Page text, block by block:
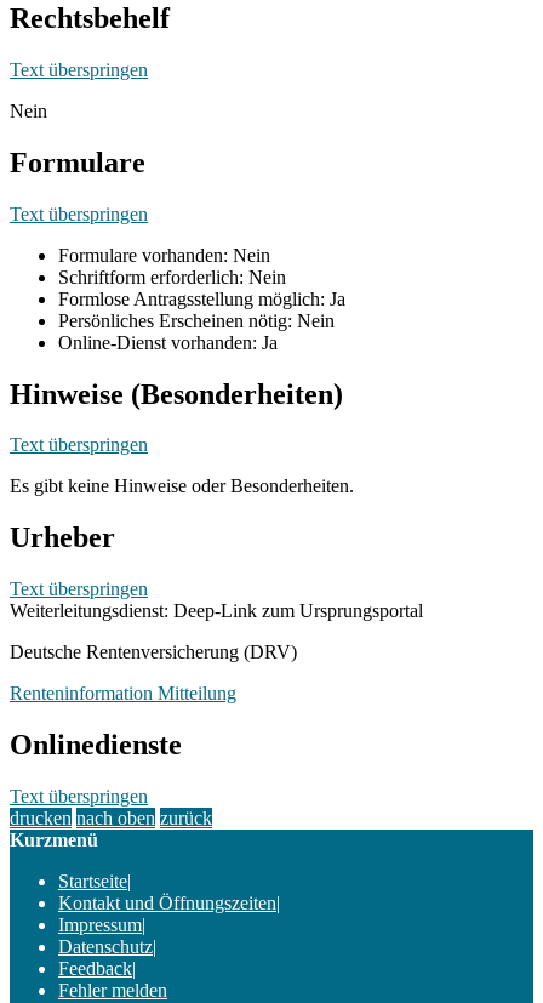
Rechtsbehelf
Text überspringen
Nein
Formulare
Text überspringen
Formulare vorhanden: Nein
Schriftform erforderlich: Nein
Formlose Antragsstellung möglich: Ja
Persönliches Erscheinen nötig: Nein
Online-Dienst vorhanden: Ja
Hinweise (Besonderheiten)
Text überspringen
Es gibt keine Hinweise oder Besonderheiten.
Urheber
Text überspringen
Weiterleitungsdienst: Deep-Link zum Ursprungsportal
Deutsche Rentenversicherung (DRV)
Renteninformation Mitteilung
Onlinedienste
Text überspringen
drucken nach oben zurück
Kurzmenü
Startseite|
Kontakt und Öffnungszeiten|
Impressum|
Datenschutz|
Feedback|
Fehler melden